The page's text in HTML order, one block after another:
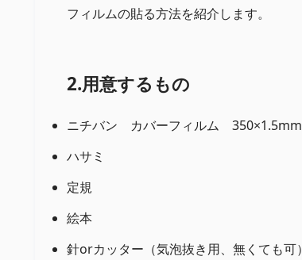
フィルムの貼る方法を紹介します。
2.用意するもの
ニチバン カバーフィルム 350×1.5mm
ハサミ
定規
絵本
針orカッター（気泡抜き用、無くても可）